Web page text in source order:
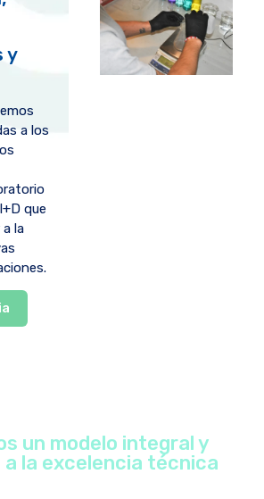
y
a los
que
la
un modelo integral y
la excelencia técnica